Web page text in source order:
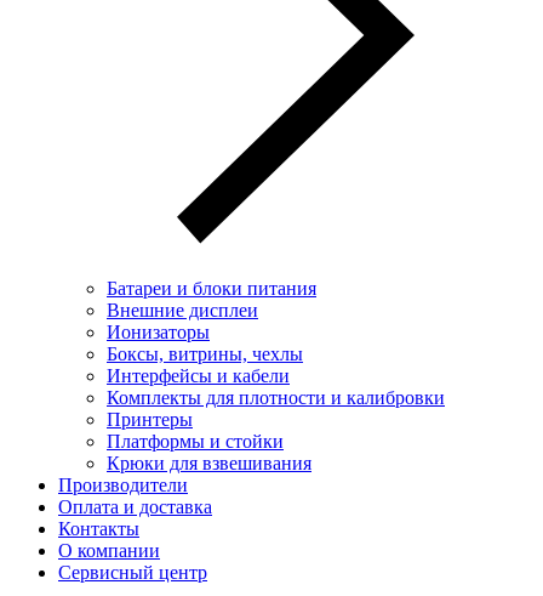
Батареи и блоки питания
Внешние дисплеи
Ионизаторы
Боксы, витрины, чехлы
Интерфейсы и кабели
Комплекты для плотности и калибровки
Принтеры
Платформы и стойки
Крюки для взвешивания
Производители
Оплата и доставка
Контакты
О компании
Сервисный центр